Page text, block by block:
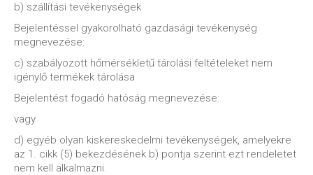
b) szállítási tevékenységek
Bejelentéssel gyakorolható gazdasági tevékenység
megnevezése:
c) szabályozott hőmérsékletű tárolási feltételeket nem
igénylő termékek tárolása
Bejelentést fogadó hatóság megnevezése:
vagy
d) egyéb olyan kiskereskedelmi tevékenységek, amelyekre
az 1. cikk (5) bekezdésének b) pontja szerint ezt rendeletet
nem kell alkalmazni.